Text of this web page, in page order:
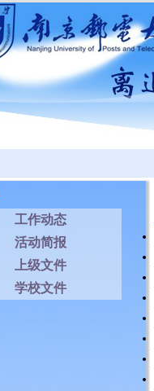
工作动态
活动简报
上级文件
学校文件